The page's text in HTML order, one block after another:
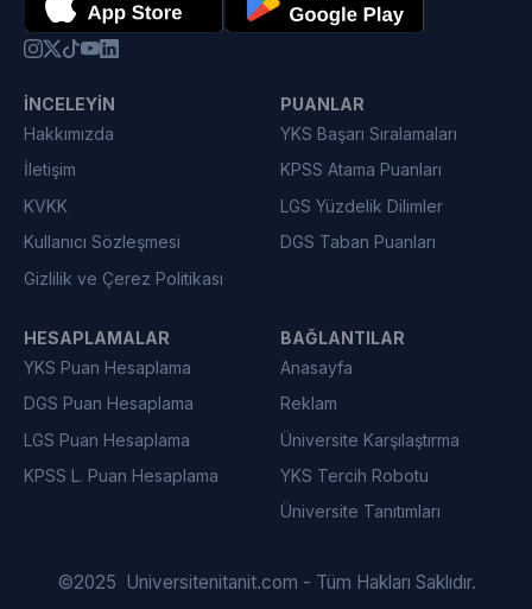
İNCELEYIN
Hakkımızda
İletişim
KVKK
Kullanıcı Sözleşmesi
Gizlilik ve Çerez Politikası
PUANLAR
YKS Başarı Sıralamaları
KPSS Atama Puanları
LGS Yüzdelik Dilimler
DGS Taban Puanları
HESAPLAMALAR
YKS Puan Hesaplama
DGS Puan Hesaplama
LGS Puan Hesaplama
KPSS L. Puan Hesaplama
BAĞLANTILAR
Anasayfa
Reklam
Üniversite Karşılaştırma
YKS Tercih Robotu
Üniversite Tanıtımları
©2025 Universitenitanit.com - Tüm Hakları Saklıdır.